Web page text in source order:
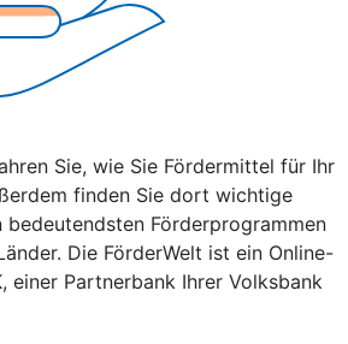
Sie, wie Sie Fördermittel für Ihr
finden Sie dort wichtige
Förderprogrammen
Die FörderWelt ist ein Online-
einer Partnerbank Ihrer Volksbank